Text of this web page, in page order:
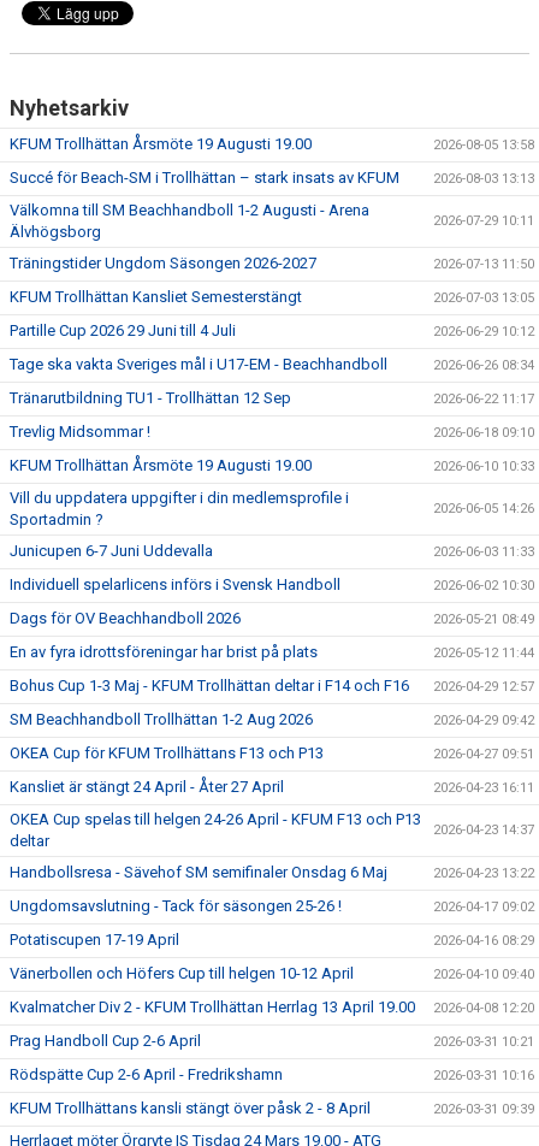
Nyhetsarkiv
KFUM Trollhättan Årsmöte 19 Augusti 19.00 2026-08-05 13:58
Succé för Beach-SM i Trollhättan – stark insats av KFUM 2026-08-03 13:13
Välkomna till SM Beachhandboll 1-2 Augusti - Arena
Älvhögsborg
2026-07-29 10:11
Träningstider Ungdom Säsongen 2026-2027 2026-07-13 11:50
KFUM Trollhättan Kansliet Semesterstängt 2026-07-03 13:05
Partille Cup 2026 29 Juni till 4 Juli 2026-06-29 10:12
Tage ska vakta Sveriges mål i U17-EM - Beachhandboll 2026-06-26 08:34
Tränarutbildning TU1 - Trollhättan 12 Sep 2026-06-22 11:17
Trevlig Midsommar ! 2026-06-18 09:10
KFUM Trollhättan Årsmöte 19 Augusti 19.00 2026-06-10 10:33
Vill du uppdatera uppgifter i din medlemsprofile i
Sportadmin ?
2026-06-05 14:26
Junicupen 6-7 Juni Uddevalla 2026-06-03 11:33
Individuell spelarlicens införs i Svensk Handboll 2026-06-02 10:30
Dags för OV Beachhandboll 2026 2026-05-21 08:49
En av fyra idrottsföreningar har brist på plats 2026-05-12 11:44
Bohus Cup 1-3 Maj - KFUM Trollhättan deltar i F14 och F16 2026-04-29 12:57
SM Beachhandboll Trollhättan 1-2 Aug 2026 2026-04-29 09:42
OKEA Cup för KFUM Trollhättans F13 och P13 2026-04-27 09:51
Kansliet är stängt 24 April - Åter 27 April 2026-04-23 16:11
OKEA Cup spelas till helgen 24-26 April - KFUM F13 och P13
deltar
2026-04-23 14:37
Handbollsresa - Sävehof SM semifinaler Onsdag 6 Maj 2026-04-23 13:22
Ungdomsavslutning - Tack för säsongen 25-26 ! 2026-04-17 09:02
Potatiscupen 17-19 April 2026-04-16 08:29
Vänerbollen och Höfers Cup till helgen 10-12 April 2026-04-10 09:40
Kvalmatcher Div 2 - KFUM Trollhättan Herrlag 13 April 19.00 2026-04-08 12:20
Prag Handboll Cup 2-6 April 2026-03-31 10:21
Rödspätte Cup 2-6 April - Fredrikshamn 2026-03-31 10:16
KFUM Trollhättans kansli stängt över påsk 2 - 8 April 2026-03-31 09:39
Herrlaget möter Örgryte IS Tisdag 24 Mars 19.00 - ATG